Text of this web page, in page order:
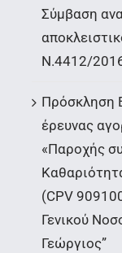
Σύμβαση
Ν.4412/
Πρόσκληση
έρευνας
«Παροχής
(CPV
Γενικού
Γεώργιος”